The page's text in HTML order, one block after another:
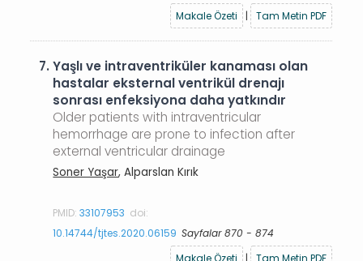
Makale Özeti
| Tam Metin PDF
7.Yaşlı ve intraventriküler kanaması olan
hastalar eksternal ventrikül drenajı
sonrası enfeksiyona daha yatkındır
Older patients with intraventricular
hemorrhage are prone to infection after
external ventricular drainage
Soner Yaşar, Alparslan Kırık
PMID:33107953 doi:
10.14744/tjtes.2020.06159 Sayfalar 870 - 874
Makale Özeti
| Tam Metin PDF